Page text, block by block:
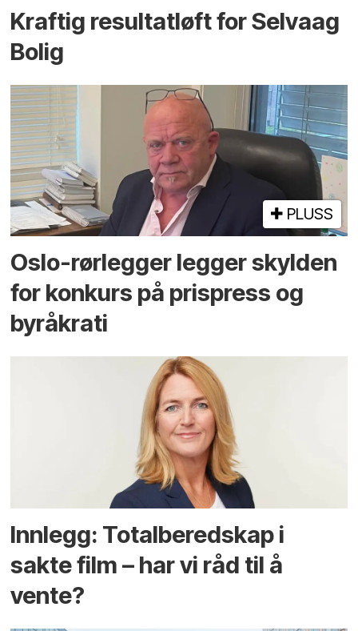
Kraftig resultatløft for Selvaag
Bolig
PLUSS
Oslo-rørlegger legger skylden
for konkurs på prispress og
byråkrati
Innlegg: Totalberedskap i
sakte film – har vi råd til å
vente?